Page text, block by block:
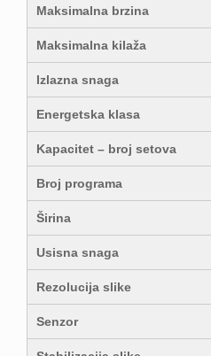
Maksimalna brzina
Maksimalna kilaža
Izlazna snaga
Energetska klasa
Kapacitet – broj setova
Broj programa
Širina
Usisna snaga
Rezolucija slike
Senzor